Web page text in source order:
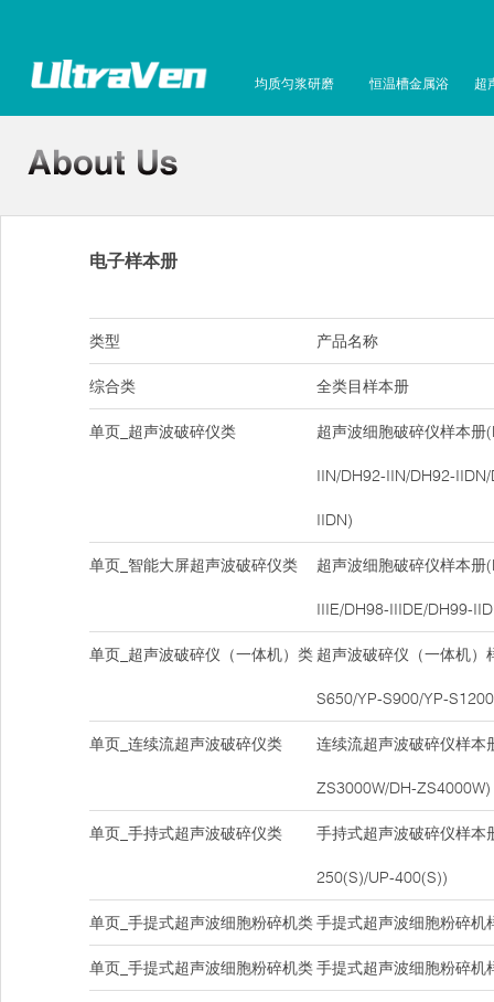
均质匀浆研磨 恒温槽金属浴 超
电子样本册
类型 产品名称
综合类 全类目样本册
单页_超声波破碎仪类 超声波细胞破碎仪样本册
IIN/DH92-IIN/DH92-
IIDN)
单页_智能大屏超声波破碎仪类 超声波细胞破碎仪样本册
IIIE/DH98-IIIDE/DH99-
单页_超声波破碎仪（一体机）类 超声波破碎仪（一体机）
S650/YP-S900/YP-
单页_连续流超声波破碎仪类 连续流超声波破碎仪样本
ZS3000W/DH-ZS4000W)
单页_手持式超声波破碎仪类 手持式超声波破碎仪样本
250(S)/UP-400(S))
单页_手提式超声波细胞粉碎机类手提式超声波细胞粉碎机
单页_手提式超声波细胞粉碎机类手提式超声波细胞粉碎机